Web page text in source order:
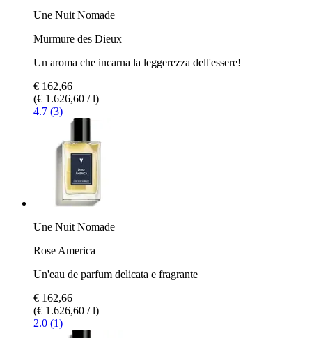
Une Nuit Nomade
Murmure des Dieux
Un aroma che incarna la leggerezza dell'essere!
€ 162,66
(€ 1.626,60 / l)
4.7 (3)
Une Nuit Nomade
Rose America
Un'eau de parfum delicata e fragrante
€ 162,66
(€ 1.626,60 / l)
2.0 (1)